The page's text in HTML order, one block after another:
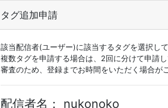
タグ追加申請
該当配信者(ユーザー)に該当するタグを選択し
複数タグを申請する場合は、2回に分けて申請
審査のため、登録までお時間をいただく場合が
配信者名： nukonoko